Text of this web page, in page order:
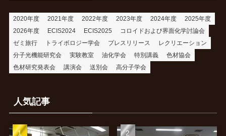
2020年度 2021年度 2022年度 2023年度 2024年度
2025年度
2026年度
ECIS2024 ECIS2025
コロイドおよび界面化学討論会
ゼミ旅行
トライボロジー学会 プレスリリース
レクリエーション
分子光機能研究会
実験教室 油化学会 特別講義
色材協会
色材研究発表会
講演会 送別会 高分子学会
人気記事